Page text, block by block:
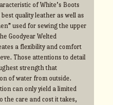
of White’s Boots
quality leather as well as
used for sewing the upper
Goodyear Welted
a flexibility and comfort
Those attentions to detail
strength that
of water from outside.
can only yield a limited
the care and cost it takes,